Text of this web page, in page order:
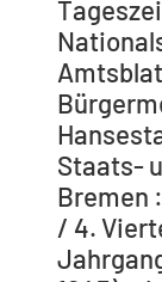
Staats-
Bremen
/ 4.